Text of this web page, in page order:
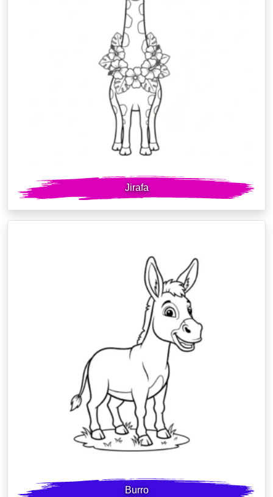
Jirafa
Burro